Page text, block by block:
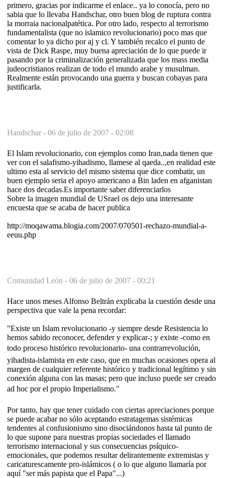
primero, gracias por indicarme el enlace.. ya lo conocía, pero no
sabia que lo llevaba Handschar, otro buen blog de ruptura contra
la morraia nacionalpatética. Por otro lado, respecto al terrorismo
fundamentalista (que no islamico revolucionario) poco mas que
comentar lo ya dicho por aj y cl. Y también recalco el punto de
vista de Dick Raspe, muy buena apreciación de lo que puede ir
pasando por la criminalización generalizada que los mass media
judeocristianos realizan de todo el mundo arabe y musulman.
Realmente están provocando una guerra y buscan cobayas para
justificarla.
Handschar - 06 de julio de 2007 - 02:08
El Islam revolucionario, con ejemplos como Iran,nada tienen que
ver con el salafismo-yihadismo, llamese al qaeda..,en realidad este
ultimo esta al servicio del mismo sistema que dice combatir, un
buen ejemplo seria el apoyo americano a Bin laden en afganistan
hace dos decadas.Es importante saber diferenciarlos
Sobre la imagen mundial de USrael os dejo una interesante
encuesta que se acaba de hacer publica
http://moqawama.blogia.com/2007/070501-rechazo-mundial-a-
eeuu.php
Comunidad León - 06 de julio de 2007 - 00:21
Hace unos meses Alfonso Beltrán explicaba la cuestión desde una
perspectiva que vale la pena recordar:
"Existe un Islam revolucionario -y siempre desde Resistencia lo
hemos sabido reconocer, defender y explicar-; y existe -como en
todo proceso histórico revolucionario- una contrarrevolución,
yihadista-islamista en este caso, que en muchas ocasiones opera al
margen de cualquier referente histórico y tradicional legítimo y sin
conexión alguna con las masas; pero que incluso puede ser creado
ad hoc por el propio Imperialismo."
Por tanto, hay que tener cuidado con ciertas apreciaciones porque
se puede acabar no sólo aceptando estratagemas sistémicas
tendentes al confusionismo sino disociándonos hasta tal punto de
lo que supone para nuestras propias sociedades el llamado
terrorismo internacional y sus consecuencias psíquico-
emocionales, que podemos resultar delirantemente extremistas y
caricaturescamente pro-islámicos ( o lo que alguno llamaría por
aquí "ser más papista que el Papa"...)